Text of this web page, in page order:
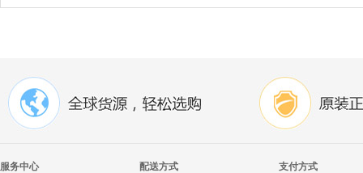
服务中心
配送方式
支付方式